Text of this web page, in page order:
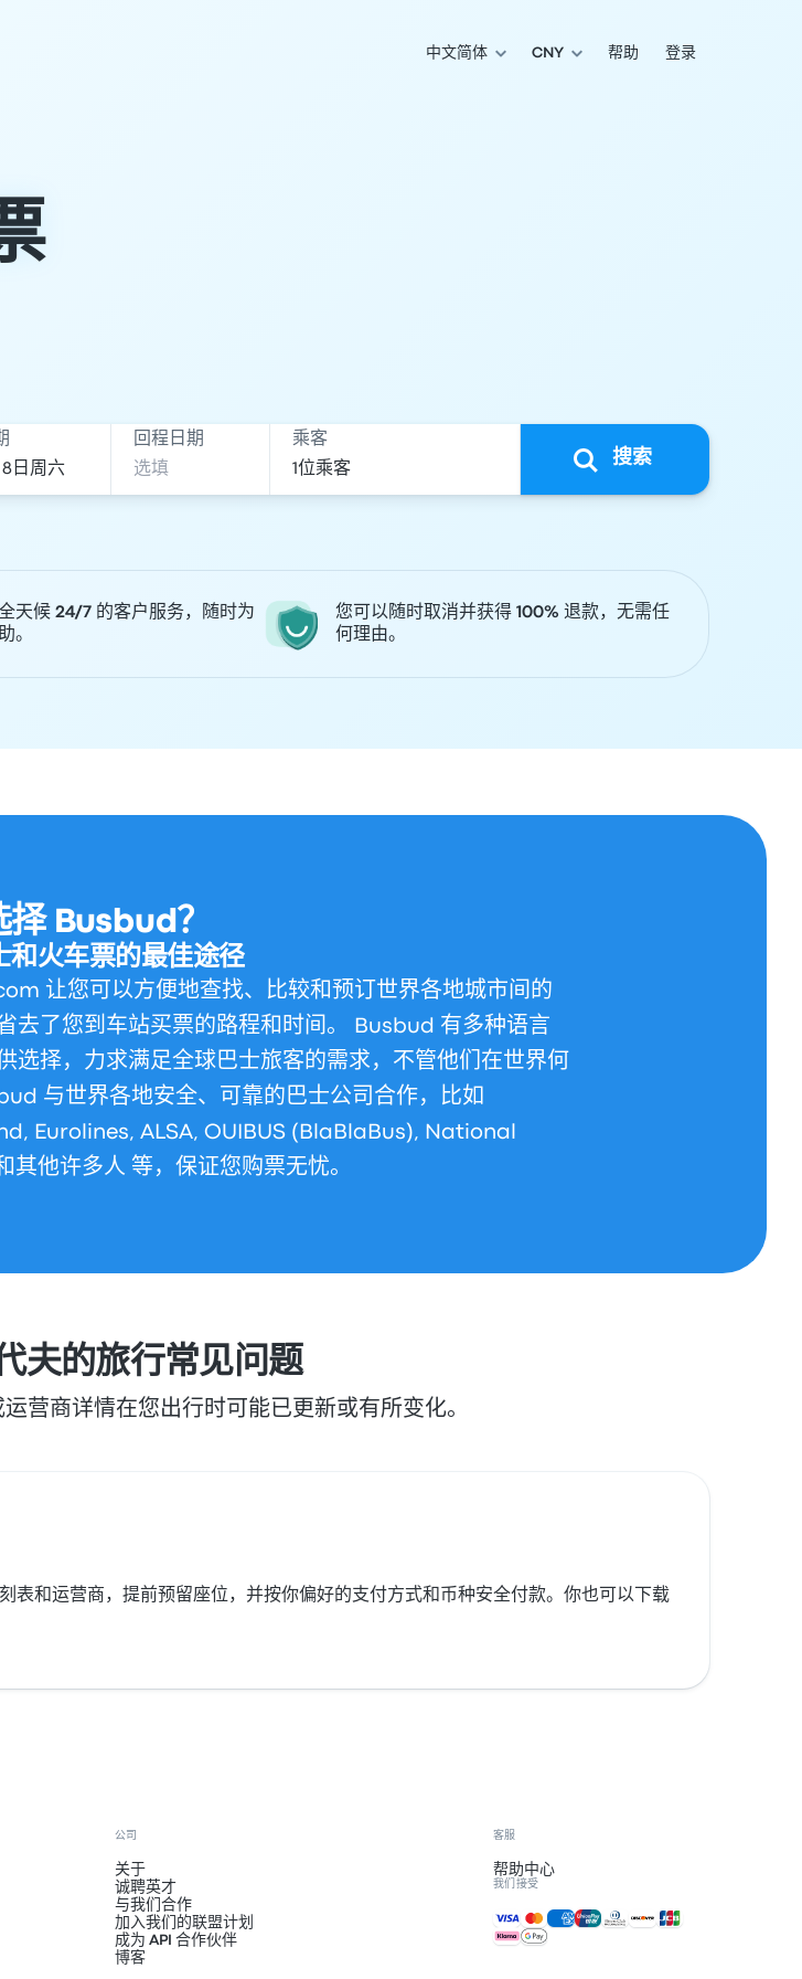
中文简体 CNY 帮助 登录
回程日期 乘客
搜索
天候 24/7 的客户服务，随时为
。
您可以随时取消并获得 100% 退款，无需任
何理由。
择 Busbud？
和火车票的最佳途径
让您可以方便地查找、比较和预订世界各地城市间的
去了您到车站买票的路程和时间。 Busbud 有多种语言
选择，力求满足全球巴士旅客的需求，不管他们在世界何
与世界各地安全、可靠的巴士公司合作，比如
Eurolines, ALSA, OUIBUS (BlaBlaBus), National
其他许多人 等，保证您购票无忧。
夫的旅行常见问题
营商详情在您出行时可能已更新或有所变化。
表和运营商，提前预留座位，并按你偏好的支付方式和币种安全付款。你也可以下载
公司
关于
诚聘英才
与我们合作
加入我们的联盟计划
成为 API 合作伙伴
博客
客服
帮助中心
我们接受
接受的付款方式